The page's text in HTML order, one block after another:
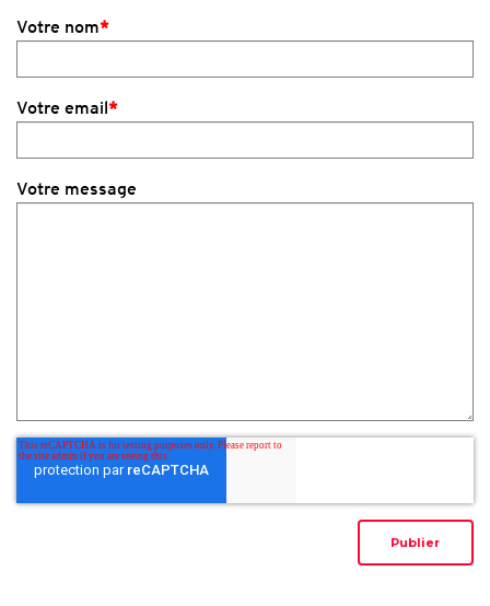
Votre nom*
Votre email*
Votre message